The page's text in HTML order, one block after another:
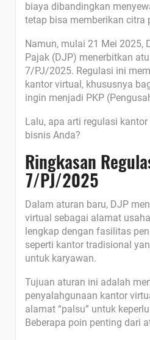
biaya dibandingkan
tetap bisa memberikan citra
Namun, mulai 21 Mei 2025,
Pajak (DJP) menerbitkan
7/PJ/2025. Regulasi ini
kantor virtual, khususnya
ingin menjadi PKP
Lalu, apa arti regulasi
bisnis Anda?
Ringkasan
7/PJ/2025
Dalam aturan baru, DJP
virtual sebagai alamat
lengkap dengan fasilitas
seperti kantor tradisional
untuk karyawan.
Tujuan aturan ini adalah
penyalahgunaan kantor
alamat “palsu” untuk
Beberapa poin penting dari